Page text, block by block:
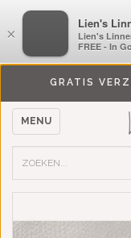
GRATIS
MENU
×
Lien's
FREE - In
×
Lien's
Lien's
FREE - In